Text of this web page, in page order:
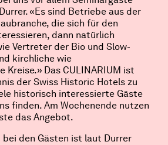
«Es sind Betriebe aus der
die sich für den
dann natürlich
Vertreter der Bio und Slow-
kirchliche wie
Das CULINARIUM ist
der Swiss Historic Hotels zu
historisch interessierte Gäste
finden. Am Wochenende nutzen
das Angebot.
den Gästen ist laut Durrer